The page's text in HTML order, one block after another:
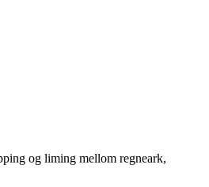
og liming mellom regneark,